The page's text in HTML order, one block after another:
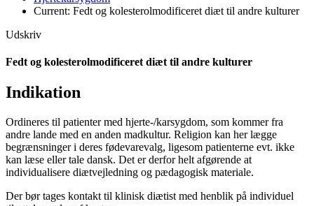
Current: Fedt og kolesterolmodificeret diæt til andre kulturer
Udskriv
Fedt og kolesterolmodificeret diæt til andre kulturer
Indikation
Ordineres til patienter med hjerte-/karsygdom, som kommer fra
andre lande med en anden madkultur. Religion kan her lægge
begrænsninger i deres fødevarevalg, ligesom patienterne evt. ikke
kan læse eller tale dansk. Det er derfor helt afgørende at
individualisere diætvejledning og pædagogisk materiale.
Der bør tages kontakt til klinisk diætist med henblik på individuel